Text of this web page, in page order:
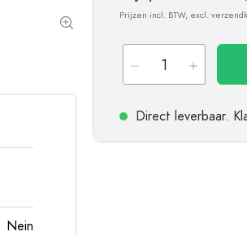
Prijzen incl. BTW, excl.
Direct leverbaar.
Nein